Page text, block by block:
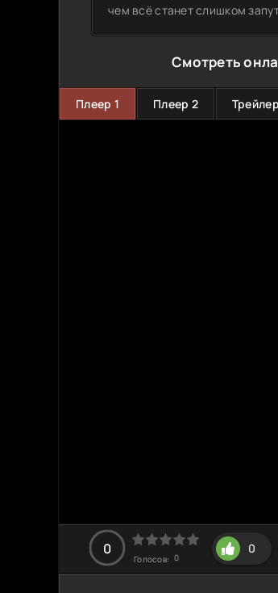
чем всё станет слишком
Смотреть
Плеер 1 Плеер 2 Трейлер
0
Голосов: 0
0